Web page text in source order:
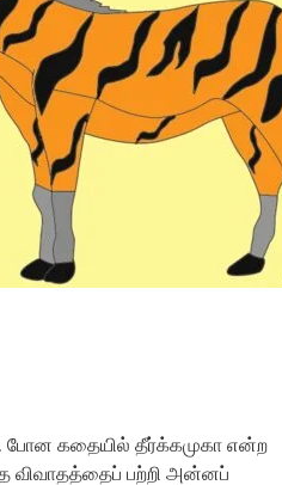
போன கதையில் தீர்க்கமுகா என்ற
விவாதத்தைப் பற்றி அன்னப்